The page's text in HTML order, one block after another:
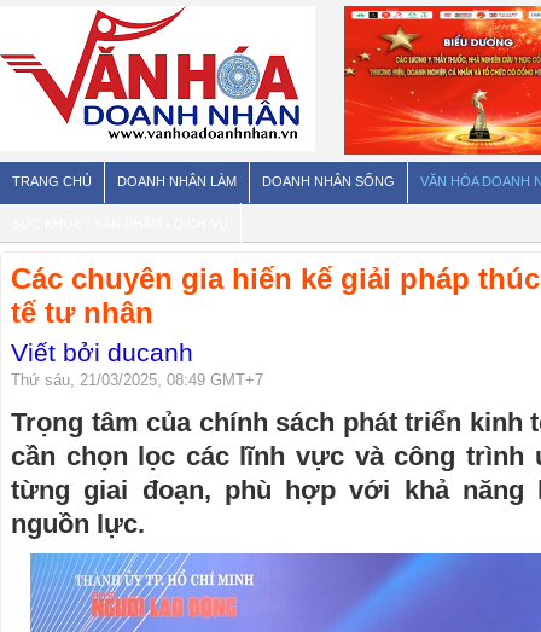
TRANG CHỦ DOANH NHÂN LÀM DOANH NHÂN SỐNG VĂN HÓA DOANH
Các chuyên gia hiến kế giải pháp
tế tư nhân
Viết bởi ducanh
Thứ sáu, 21/03/2025, 08:49 GMT+7
Trọng tâm của chính sách phát triển kinh
cần chọn lọc các lĩnh vực và công trình
từng giai đoạn, phù hợp với khả năng
nguồn lực.